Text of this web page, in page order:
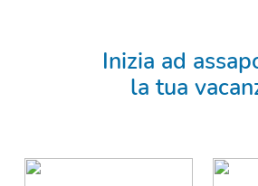
Inizia ad
la tua